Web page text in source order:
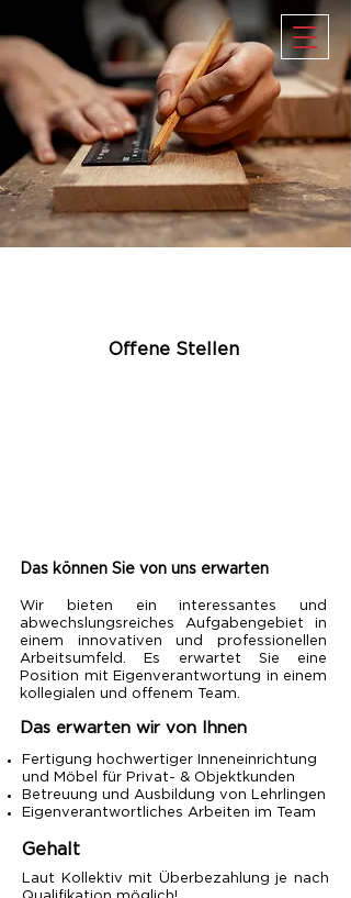
Offene Stellen
Das können Sie von uns erwarten
Wir bieten ein interessantes und
abwechslungsreiches Aufgabengebiet in
einem innovativen und professionellen
Arbeitsumfeld. Es erwartet Sie eine
Position mit Eigenverantwortung in einem
kollegialen und offenem Team.
Das erwarten wir von Ihnen
Fertigung hochwertiger Inneneinrichtung
und Möbel für Privat- & Objektkunden
Betreuung und Ausbildung von Lehrlingen
Eigenverantwortliches Arbeiten im Team
Gehalt
Laut Kollektiv mit Überbezahlung je nach